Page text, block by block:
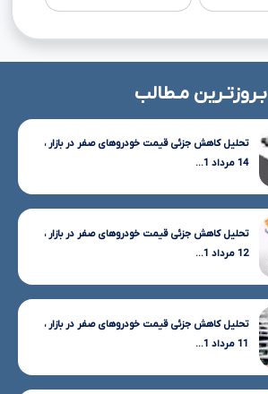
بـروزتـرین مـطالب
تحلیل کاهش جزئی قیمت خودروهای صفر در بازار ،
14 مرداد 1...
تحلیل کاهش جزئی قیمت خودروهای صفر در بازار ،
12 مرداد 1...
تحلیل کاهش جزئی قیمت خودروهای صفر در بازار ،
11 مرداد 1...